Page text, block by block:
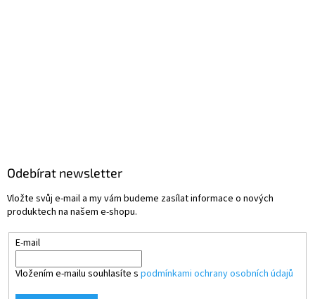
Odebírat newsletter
Vložte svůj e-mail a my vám budeme zasílat informace o nových
produktech na našem e-shopu.
E-mail
Vložením e-mailu souhlasíte s podmínkami ochrany osobních údajů